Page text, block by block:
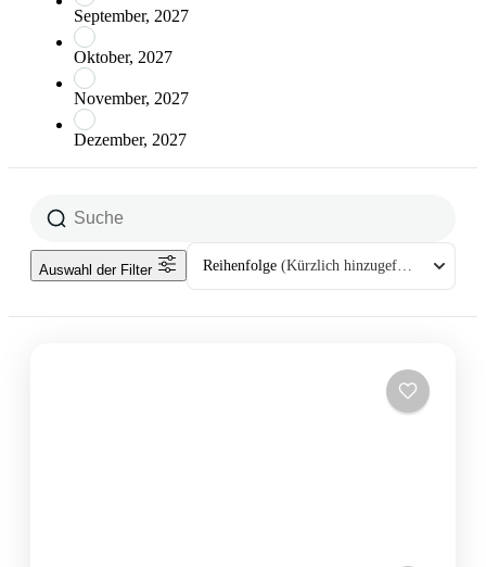
September, 2027
Oktober, 2027
November, 2027
Dezember, 2027
Reihenfolge
Auswahl der Filter